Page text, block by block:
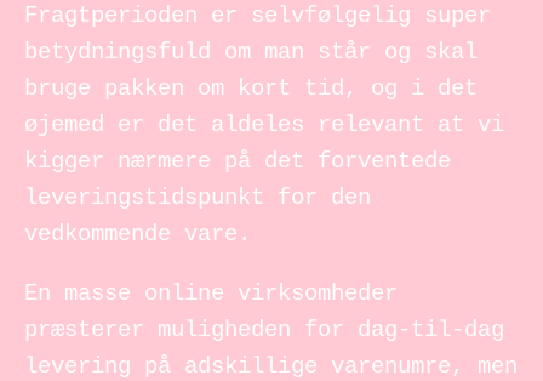
Fragtperioden er selvfølgelig super
betydningsfuld om man står og skal
bruge pakken om kort tid, og i det
øjemed er det aldeles relevant at vi
kigger nærmere på det forventede
leveringstidspunkt for den
vedkommende vare.
En masse online virksomheder
præsterer muligheden for dag-til-dag
levering på adskillige varenumre, men